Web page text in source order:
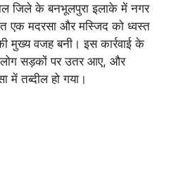
जिले के बनभूलपुरा इलाके में नगर
एक मदरसा और मस्जिद को ध्वस्त
मुख्य वजह बनी। इस कार्रवाई के
लोग सड़कों पर उतर आए, और
में तब्दील हो गया।